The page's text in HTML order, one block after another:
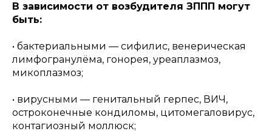
В зависимости от возбудителя ЗППП могут
быть:
• бактериальными — сифилис, венерическая
лимфогранулёма, гонорея, уреаплазмоз,
микоплазмоз;
• вирусными — генитальный герпес, ВИЧ,
остроконечные кондиломы, цитомегаловирус,
контагиозный моллюск;